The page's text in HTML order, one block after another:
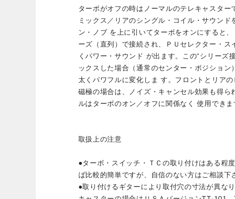
ターボがオフの時はノーマルのテレキャスター
ミックス／リアのシングル・コイル・サウンド
ン・ノブ を上に引いてターボをオンにすると
ーズ（直列）で接続され、ＰＵセレクター・ス
くパワー・サウンド が出ます。この“シリーズ
ックスした場合（通常のセンター・ポジション
太くパワフルに変化しま す。フロントとリア
磁極の場合は、ノイズ・キャンセル効果も得ら
ルはターボのオン／オフに関係なく 使用できま
取扱上の注意
●ターボ・スイッチ・ＴＣの取り付けはある程
ば比較的簡単ですが、自信のない方はご相談下
●取り付けるギターにより取付穴の寸法が異な